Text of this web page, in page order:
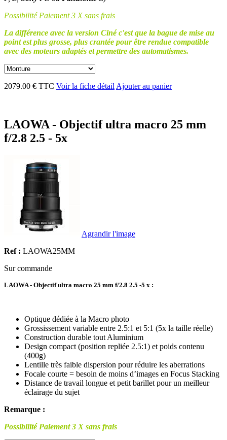
Possibilité Paiement 3 X sans frais
La différence avec la version Ciné c'est que la bague de mise au
point est plus grosse, plus crantée pour être rendue compatible
avec des moteurs adaptés et permettre des automatismes.
2079.00 € TTC Voir la fiche détail Ajouter au panier
LAOWA - Objectif ultra macro 25 mm
f/2.8 2.5 - 5x
Agrandir l'image
Ref : LAOWA25MM
Sur commande
LAOWA - Objectif ultra macro 25 mm f/2.8 2.5 -5 x :
Optique dédiée à la Macro photo
Grossissement variable entre 2.5:1 et 5:1 (5x la taille réelle)
Construction durable tout Aluminium
Design compact (position repliée 2.5:1) et poids contenu
(400g)
Lentille très faible dispersion pour réduire les aberrations
Focale courte = besoin de moins d’images en Focus Stacking
Distance de travail longue et petit barillet pour un meilleur
éclairage du sujet
Remarque :
Possibilité Paiement 3 X sans frais